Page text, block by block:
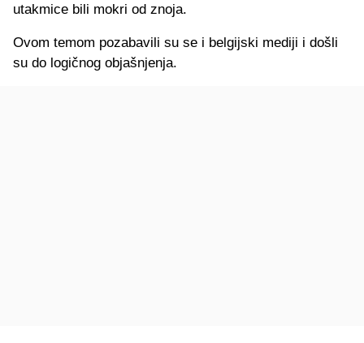
utakmice bili mokri od znoja.
Ovom temom pozabavili su se i belgijski mediji i došli
su do logičnog objašnjenja.